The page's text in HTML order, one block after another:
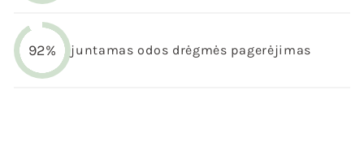
92% juntamas odos drėgmės pagerėjimas